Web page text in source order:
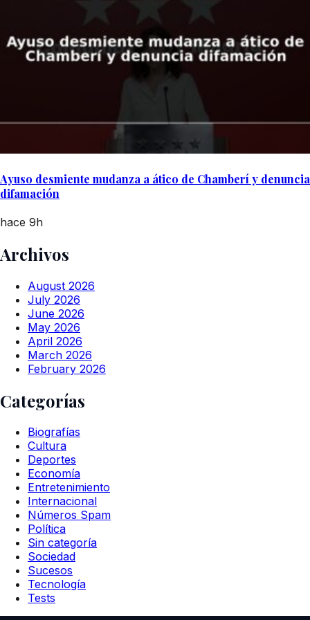
Ayuso desmiente mudanza a ático de Chamberí y denuncia
difamación
hace 9h
Archivos
August 2026
July 2026
June 2026
May 2026
April 2026
March 2026
February 2026
Categorías
Biografías
Cultura
Deportes
Economía
Entretenimiento
Internacional
Números Spam
Política
Sin categoría
Sociedad
Sucesos
Tecnología
Tests